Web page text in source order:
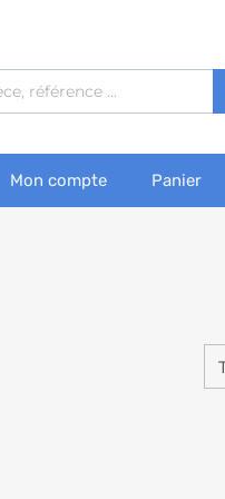
Mon compte Panier